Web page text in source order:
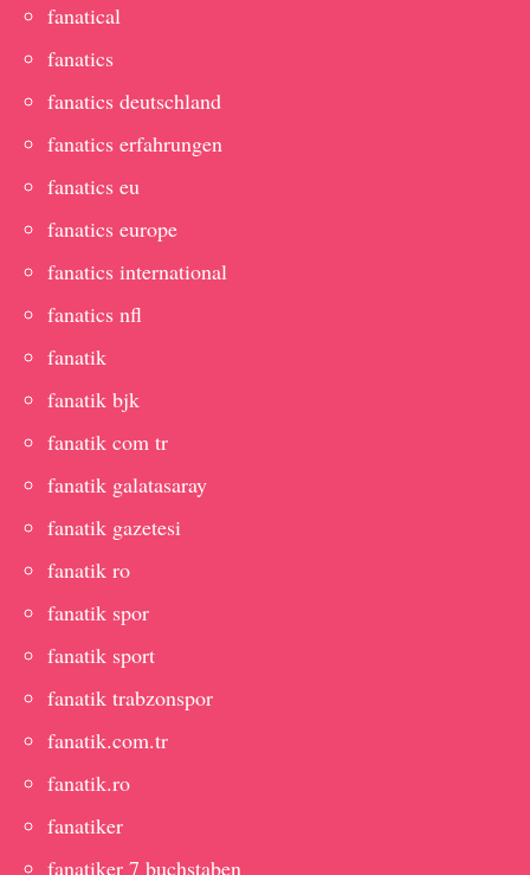
fanatical
fanatics
fanatics deutschland
fanatics erfahrungen
fanatics eu
fanatics europe
fanatics international
fanatics nfl
fanatik
fanatik bjk
fanatik com tr
fanatik galatasaray
fanatik gazetesi
fanatik ro
fanatik spor
fanatik sport
fanatik trabzonspor
fanatik.com.tr
fanatik.ro
fanatiker
fanatiker 7 buchstaben